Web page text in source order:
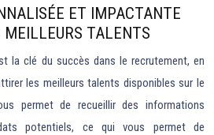
ET IMPACTANTE
MEILLEURS TALENTS
la clé du succès dans le recrutement, en
les meilleurs talents disponibles sur le
permet de recueillir des informations
potentiels, ce qui vous permet de